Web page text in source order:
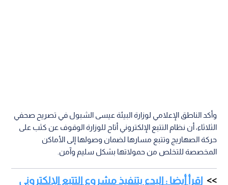
وأكد الناطق الإعلامي لوزارة البيئة عيسى الشبول في تصريح صحفي
الثلاثاء، أن نظام التتبع الإلكتروني أتاح للوزارة الوقوف عن كثب على
حركة الصهاريج وتتبع مسارها لضمان وصولها إلى الأماكن
المخصصة للتخلص من حمولاتها بشكل سليم وآمن.
اقرأ أيضا : البدء بتنفيذ مشروع التتبع الإلكتروني